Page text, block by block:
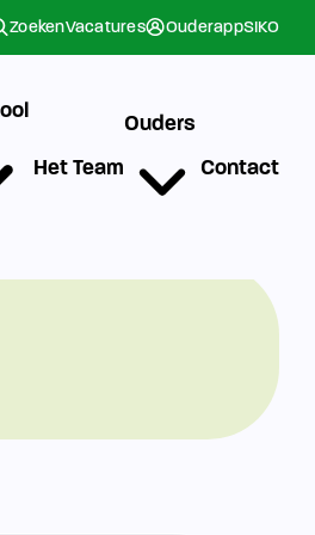
ZoekenVacatures OuderappSIKO
Het Team
Ouders
Contact